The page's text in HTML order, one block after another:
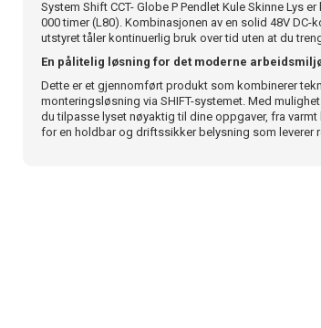
System Shift CCT- Globe P Pendlet Kule Skinne Lys
000 timer (L80). Kombinasjonen av en solid 48V
utstyret tåler kontinuerlig bruk over tid uten at du
En pålitelig løsning for det moderne
Dette er et gjennomført produkt som kombinerer
monteringsløsning via SHIFT-systemet. Med
du tilpasse lyset nøyaktig til dine oppgaver, fra
for en holdbar og driftssikker belysning som leverer